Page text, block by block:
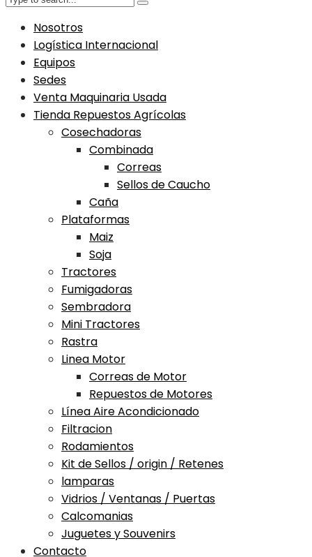
Nosotros
Logística Internacional
Equipos
Sedes
Venta Maquinaria Usada
Tienda Repuestos Agrícolas
Cosechadoras
Combinada
Correas
Sellos de Caucho
Caña
Plataformas
Maiz
Soja
Tractores
Fumigadoras
Sembradora
Mini Tractores
Rastra
Linea Motor
Correas de Motor
Repuestos de Motores
Línea Aire Acondicionado
Filtracion
Rodamientos
Kit de Sellos / origin / Retenes
lamparas
Vidrios / Ventanas / Puertas
Calcomanias
Juguetes y Souvenirs
Contacto